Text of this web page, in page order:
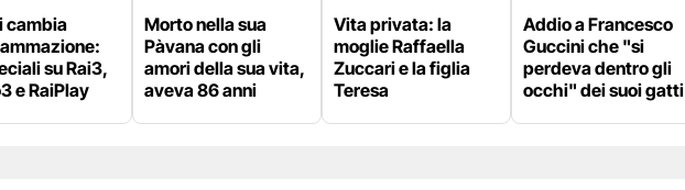
cambia
su Rai3,
e RaiPlay
Morto nella sua
Pàvana con gli
amori della sua vita,
aveva 86 anni
Vita privata: la
moglie Raffaella
Zuccari e la figlia
Teresa
Addio a Francesco
Guccini che "si
perdeva dentro gli
occhi" dei suoi gatti